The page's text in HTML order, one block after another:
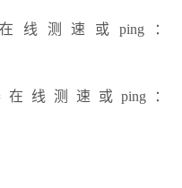
线测速或ping：
线测速或ping：